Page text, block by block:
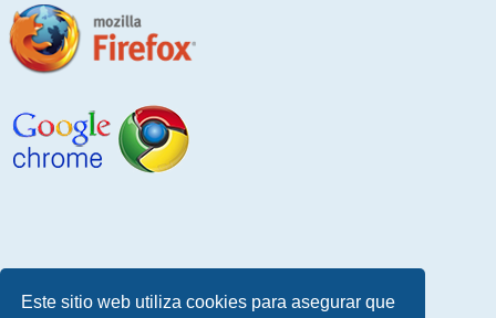
Este sitio web utiliza cookies para asegurar que